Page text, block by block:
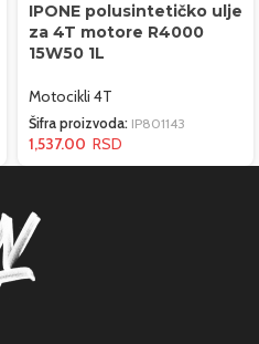
IPONE polusintetičko ulje
za 4T motore R4000
15W50 1L
Motocikli 4T
Šifra proizvoda: IP801143
1,537.00